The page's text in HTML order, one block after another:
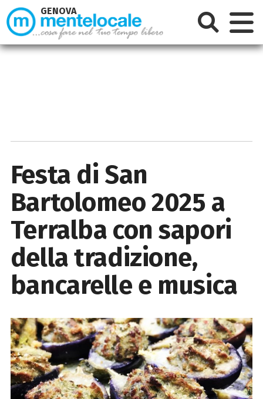
Festa di San
Bartolomeo 2025 a
Terralba con sapori
della tradizione,
bancarelle e musica
GENOVA